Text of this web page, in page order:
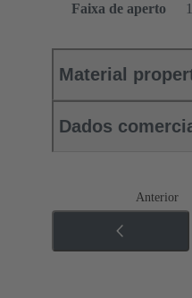
Faixa de aperto
Material
Dados
Anterior